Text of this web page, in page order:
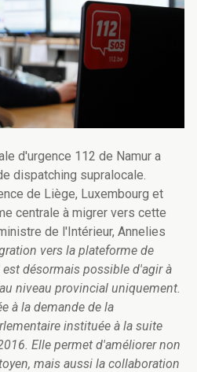
d'urgence 112 de Namur a
dispatching supralocale.
de Liège, Luxembourg et
centrale à migrer vers cette
de l'Intérieur, Annelies
vers la plateforme de
désormais possible d'agir à
niveau provincial uniquement.
à la demande de la
instituée à la suite
Elle permet d'améliorer non
mais aussi la collaboration